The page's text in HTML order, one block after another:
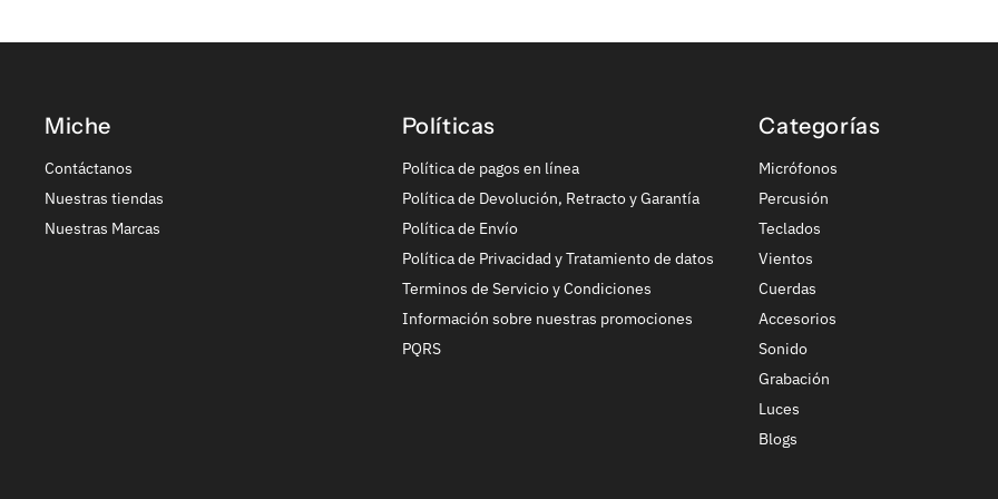
Miche
Contáctanos
Nuestras tiendas
Nuestras Marcas
Políticas
Política de pagos en línea
Política de Devolución, Retracto y Garantía
Política de Envío
Política de Privacidad y Tratamiento de datos
Terminos de Servicio y Condiciones
Información sobre nuestras promociones
PQRS
Categorías
Micrófonos
Percusión
Teclados
Vientos
Cuerdas
Accesorios
Sonido
Grabación
Luces
Blogs